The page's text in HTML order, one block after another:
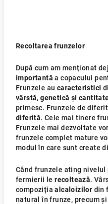
Recoltarea frunzelor
După cum am menționat
importantă a copacului
Frunzele au caracteristici
vârstă, genetică și
primesc. Frunzele de
diferită. Cele mai tinere
Frunzele mai dezvoltate
frunzele complet mature
modul în care sunt create
Când frunzele ating
fermierii le recoltează.
compoziția alcaloizilor din
natural în frunze, precum